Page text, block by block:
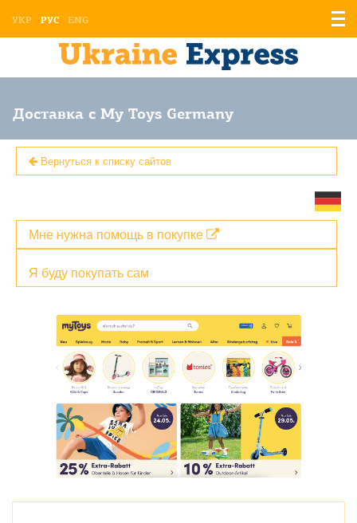
УКР РУС ENG
Доставка с My Toys Germany
Вернуться к списку сайтов
Я буду покупать сам
Мне нужна помощь в покупке